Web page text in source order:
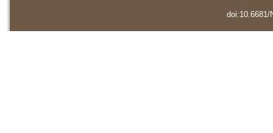
doi:10.6681/